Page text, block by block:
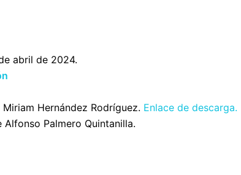
abril de 2024.
Hernández Rodríguez. Enlace de descarga.
Alfonso Palmero Quintanilla.